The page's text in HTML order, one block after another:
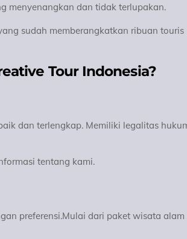
menyenangkan dan tidak terlupakan.
sudah memberangkatkan ribuan touris
Tour Indonesia?
dan terlengkap. Memiliki legalitas
tentang kami.
preferensi.Mulai dari paket wisata alam